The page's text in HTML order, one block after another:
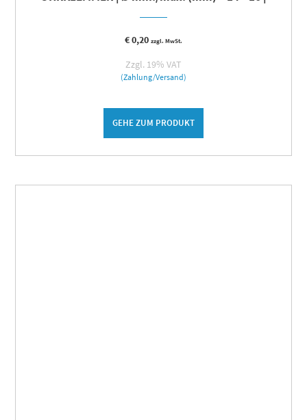
€0,20 zzgl. MwSt.
Zzgl. 19% VAT
(Zahlung/Versand)
GEHE ZUM PRODUKT